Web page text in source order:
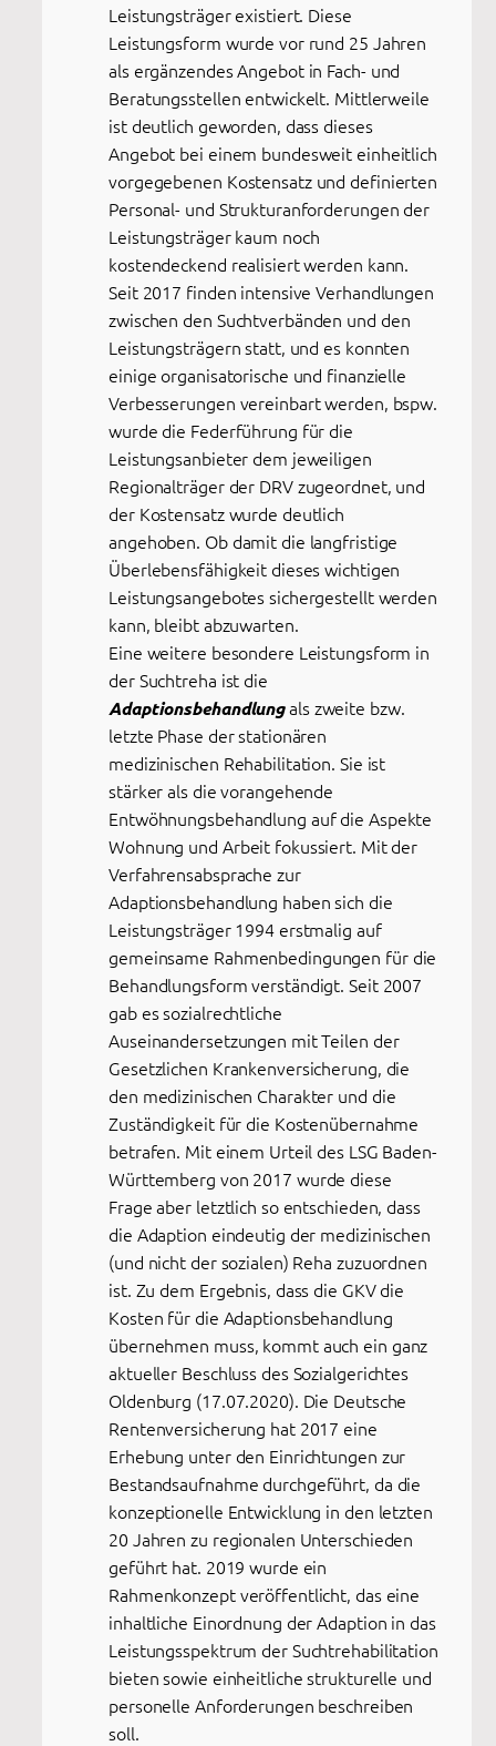
Leistungsträger existiert. Diese
Leistungsform wurde vor rund 25 Jahren
als ergänzendes Angebot in Fach- und
Beratungsstellen entwickelt. Mittlerweile
ist deutlich geworden, dass dieses
Angebot bei einem bundesweit einheitlich
vorgegebenen Kostensatz und definierten
Personal- und Strukturanforderungen der
Leistungsträger kaum noch
kostendeckend realisiert werden kann.
Seit 2017 finden intensive Verhandlungen
zwischen den Suchtverbänden und den
Leistungsträgern statt, und es konnten
einige organisatorische und finanzielle
Verbesserungen vereinbart werden, bspw.
wurde die Federführung für die
Leistungsanbieter dem jeweiligen
Regionalträger der DRV zugeordnet, und
der Kostensatz wurde deutlich
angehoben. Ob damit die langfristige
Überlebensfähigkeit dieses wichtigen
Leistungsangebotes sichergestellt werden
kann, bleibt abzuwarten.
Eine weitere besondere Leistungsform in
der Suchtreha ist die
Adaptionsbehandlungals zweite bzw.
letzte Phase der stationären
medizinischen Rehabilitation. Sie ist
stärker als die vorangehende
Entwöhnungsbehandlung auf die Aspekte
Wohnung und Arbeit fokussiert. Mit der
Verfahrensabsprache zur
Adaptionsbehandlung haben sich die
Leistungsträger 1994 erstmalig auf
gemeinsame Rahmenbedingungen für die
Behandlungsform verständigt. Seit 2007
gab es sozialrechtliche
Auseinandersetzungen mit Teilen der
Gesetzlichen Krankenversicherung, die
den medizinischen Charakter und die
Zuständigkeit für die Kostenübernahme
betrafen. Mit einem Urteil des LSG Baden-
Württemberg von 2017 wurde diese
Frage aber letztlich so entschieden, dass
die Adaption eindeutig der medizinischen
(und nicht der sozialen) Reha zuzuordnen
ist. Zu dem Ergebnis, dass die GKV die
Kosten für die Adaptionsbehandlung
übernehmen muss, kommt auch ein ganz
aktueller Beschluss des Sozialgerichtes
Oldenburg (17.07.2020). Die Deutsche
Rentenversicherung hat 2017 eine
Erhebung unter den Einrichtungen zur
Bestandsaufnahme durchgeführt, da die
konzeptionelle Entwicklung in den letzten
20 Jahren zu regionalen Unterschieden
geführt hat. 2019 wurde ein
Rahmenkonzept veröffentlicht, das eine
inhaltliche Einordnung der Adaption in das
Leistungsspektrum der Suchtrehabilitation
bieten sowie einheitliche strukturelle und
personelle Anforderungen beschreiben
soll.